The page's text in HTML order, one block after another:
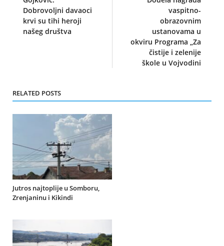
Dobrovoljni davaoci
krvi su tihi heroji
našeg društva
vaspitno-
obrazovnim
ustanovama u
okviru Programa „Za
čistije i zelenije
škole u Vojvodini
RELATED POSTS
Jutros najtoplije u Somboru,
Zrenjaninu i Kikindi